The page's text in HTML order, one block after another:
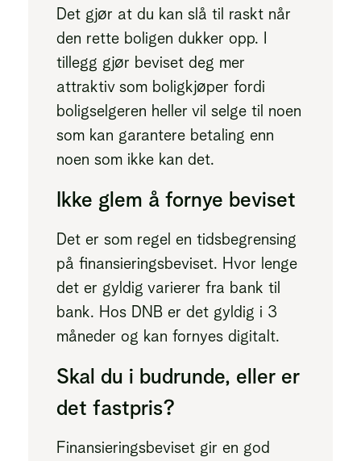
Det gjør at du kan slå til raskt når
den rette boligen dukker opp. I
tillegg gjør beviset deg mer
attraktiv som boligkjøper fordi
boligselgeren heller vil selge til noen
som kan garantere betaling enn
noen som ikke kan det.
Ikke glem å fornye beviset
Det er som regel en tidsbegrensing
på finansieringsbeviset. Hvor lenge
det er gyldig varierer fra bank til
bank. Hos DNB er det gyldig i 3
måneder og kan fornyes digitalt.
Skal du i budrunde, eller er
det fastpris?
Finansieringsbeviset gir en god